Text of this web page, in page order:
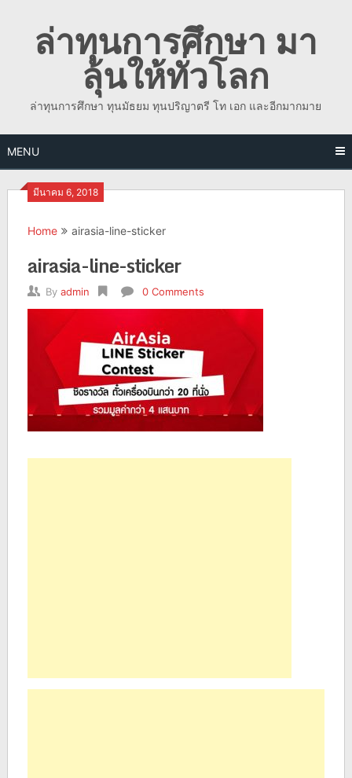
contentล่าทุนการศึกษา มา
ลุ้นให้ทั่วโลก
ล่าทุนการศึกษา ทุนมัธยม ทุนปริญาตรี โท เอก และอีกมากมาย
MENU
มีนาคม 6, 2018
Home airasia-line-sticker
airasia-line-sticker
By admin 0 Comments